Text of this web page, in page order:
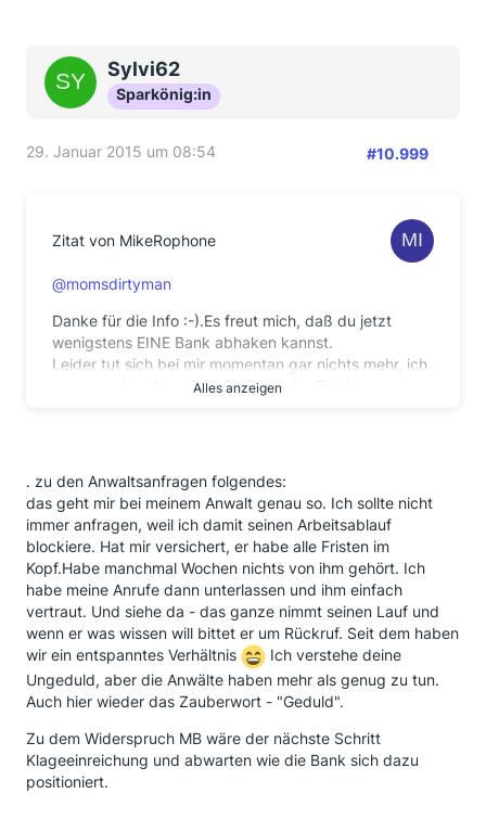
Sylvi62
Sparkönig:in
29. Januar 2015 um 08:54 #10.999
Zitat von MikeRophone
@momsdirtyman
Danke für die Info :-).Es freut mich, daß du jetzt
wenigstens EINE Bank abhaken kannst.
Leider tut sich bei mir momentan gar nichts mehr, ich
warte noch auf ca. 2.600,- Euro plus RA Kosten,
eine Mail pro Woche nicht " andauernd " ist, aber ich
bin ja auch nicht der einzige Mandant der Kanzlei.
Leider hat die Deutsche Bank wohl am letzten Tag
der Frist Widerspruch gegen den Mahnbescheid
eingelegt, jetzt weiß ich nicht, was ich weiter
unternehmen soll.
Erneute Fristsetzung, danach wieder einen
Mahnbescheid wegen des fehlenden
Teilbetrages....?????
Alles anzeigen
. zu den Anwaltsanfragen folgendes:
das geht mir bei meinem Anwalt genau so. Ich sollte nicht
immer anfragen, weil ich damit seinen Arbeitsablauf
blockiere. Hat mir versichert, er habe alle Fristen im
Kopf.Habe manchmal Wochen nichts von ihm gehört. Ich
habe meine Anrufe dann unterlassen und ihm einfach
vertraut. Und siehe da - das ganze nimmt seinen Lauf und
wenn er was wissen will bittet er um Rückruf. Seit dem haben
wir ein entspanntes Verhältnis
Ich verstehe deine
Ungeduld, aber die Anwälte haben mehr als genug zu tun.
Auch hier wieder das Zauberwort - "Geduld".
Zu dem Widerspruch MB wäre der nächste Schritt
Klageeinreichung und abwarten wie die Bank sich dazu
positioniert.